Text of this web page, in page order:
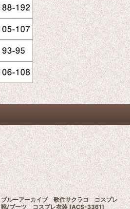
ブルーアーカイブ 歌住サクラコ コスプレ
靴/ブーツ コスプレ衣装 [ACS-3361]